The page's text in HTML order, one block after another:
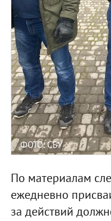
ФОТО: СБУ
По материалам
ежедневно
за действий